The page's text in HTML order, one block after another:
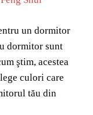
un dormitor
dormitor sunt
ştim, acestea
culori care
tău din